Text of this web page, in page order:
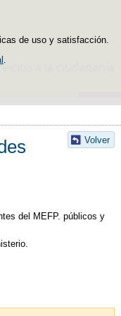
de uso y satisfacción.
a la ciudadanía
Volver
del MEFP. públicos y